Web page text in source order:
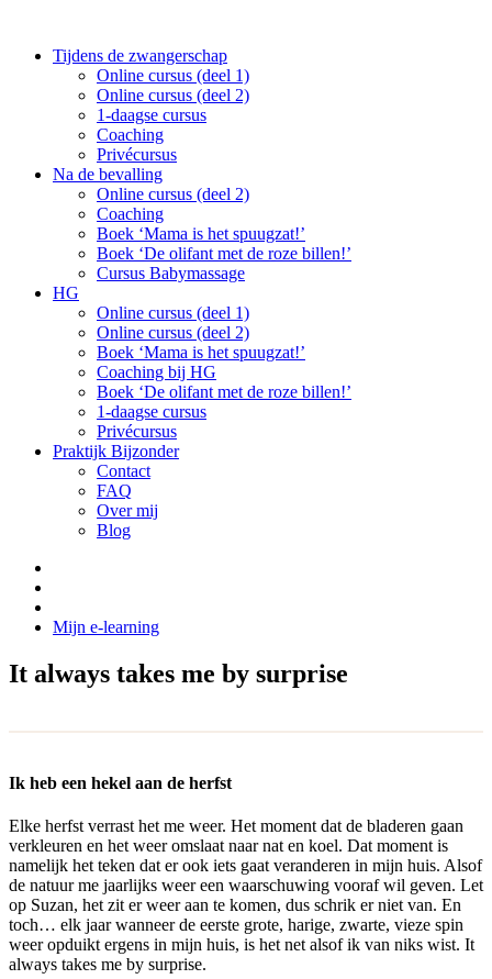
Tijdens de zwangerschap
Online cursus (deel 1)
Online cursus (deel 2)
1-daagse cursus
Coaching
Privécursus
Na de bevalling
Online cursus (deel 2)
Coaching
Boek ‘Mama is het spuugzat!’
Boek ‘De olifant met de roze billen!’
Cursus Babymassage
HG
Online cursus (deel 1)
Online cursus (deel 2)
Boek ‘Mama is het spuugzat!’
Coaching bij HG
Boek ‘De olifant met de roze billen!’
1-daagse cursus
Privécursus
Praktijk Bijzonder
Contact
FAQ
Over mij
Blog
Mijn e-learning
It always takes me by surprise
Ik heb een hekel aan de herfst
Elke herfst verrast het me weer. Het moment dat de bladeren gaan
verkleuren en het weer omslaat naar nat en koel. Dat moment is
namelijk het teken dat er ook iets gaat veranderen in mijn huis. Alsof
de natuur me jaarlijks weer een waarschuwing vooraf wil geven. Let
op Suzan, het zit er weer aan te komen, dus schrik er niet van. En
toch… elk jaar wanneer de eerste grote, harige, zwarte, vieze spin
weer opduikt ergens in mijn huis, is het net alsof ik van niks wist. It
always takes me by surprise.